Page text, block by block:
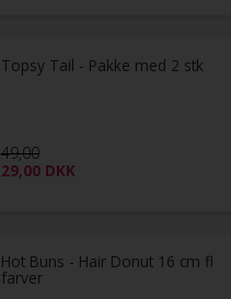
Topsy Tail - Pakke med 2 stk
49,00
29,00 DKK
Hot Buns - Hair Donut 16 cm fl
farver